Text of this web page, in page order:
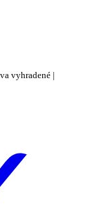
vyhradené |